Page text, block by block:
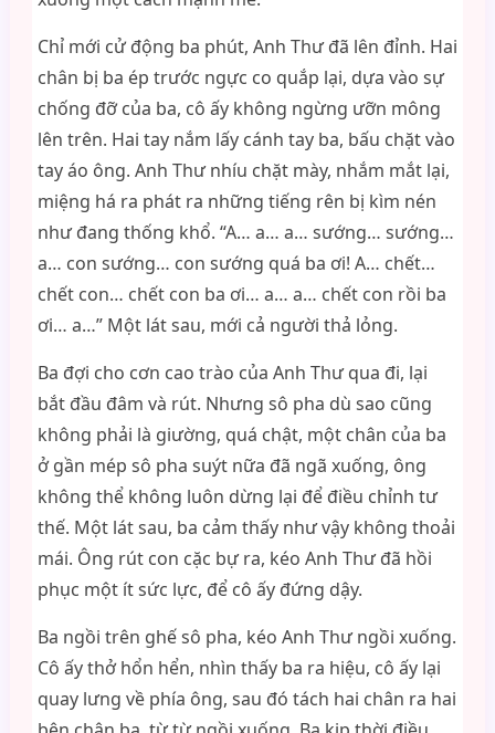
Chỉ mới cử động ba phút, Anh Thư đã lên đỉnh. Hai
chân bị ba ép trước ngực co quắp lại, dựa vào sự
chống đỡ của ba, cô ấy không ngừng ưỡn mông
lên trên. Hai tay nắm lấy cánh tay ba, bấu chặt vào
tay áo ông. Anh Thư nhíu chặt mày, nhắm mắt lại,
miệng há ra phát ra những tiếng rên bị kìm nén
như đang thống khổ. “A… a… a… sướng… sướng…
a… con sướng… con sướng quá ba ơi! A… chết…
chết con… chết con ba ơi… a… a… chết con rồi ba
ơi… a…” Một lát sau, mới cả người thả lỏng.
Ba đợi cho cơn cao trào của Anh Thư qua đi, lại
bắt đầu đâm và rút. Nhưng sô pha dù sao cũng
không phải là giường, quá chật, một chân của ba
ở gần mép sô pha suýt nữa đã ngã xuống, ông
không thể không luôn dừng lại để điều chỉnh tư
thế. Một lát sau, ba cảm thấy như vậy không thoải
mái. Ông rút con cặc bự ra, kéo Anh Thư đã hồi
phục một ít sức lực, để cô ấy đứng dậy.
Ba ngồi trên ghế sô pha, kéo Anh Thư ngồi xuống.
Cô ấy thở hổn hển, nhìn thấy ba ra hiệu, cô ấy lại
quay lưng về phía ông, sau đó tách hai chân ra hai